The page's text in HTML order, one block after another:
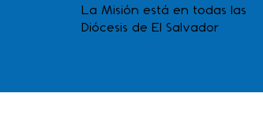
La Misión está en todas las
Diócesis de El Salvador